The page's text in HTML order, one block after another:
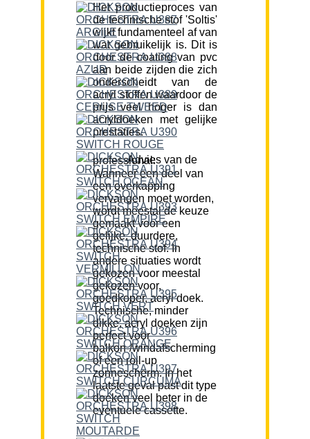
Het productieproces van
de technische stof 'Soltis'
wijkt fundamenteel af van
wat gebruikelijk is. Dit is
door de coating van pvc
aan beide zijden die zich
onderscheidt van de
acryl stoffen waardoor de
prijs veel hoger is dan
acryldoeken met gelijke
prestaties.
Advies van de professional:
Wanneer een deel van
een overkapping
vervangen moet worden,
wordt meestal de keuze
gemaakt voor een
gelijke, duurdere,
technische stof. In
andere situaties wordt
gekozen voor meestal
gekozen voor,
goedkoper, acryl doek.
Technische, minder
dikke, acryl doeken zijn
perfect voor
balkon-/windafscherming
of een roll-up
zonnescherm. In het
laatste geval past dit type
doeken veel beter in de
eventuele cassette.